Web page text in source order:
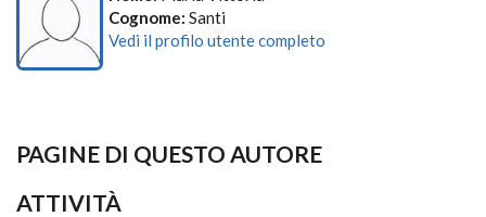
Cognome: Santi
Vedi il profilo utente completo
PAGINE DI QUESTO AUTORE
ATTIVITÀ